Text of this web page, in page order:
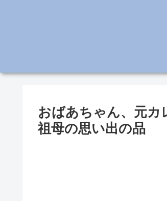
おばあちゃん、元
祖母の思い出の品